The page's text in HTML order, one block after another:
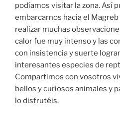
podíamos visitar la zona. Así
embarcarnos hacia el Magreb
realizar muchas
calor fue muy intenso y las
con insistencia y suerte
interesantes especies de
Compartimos con vosotros
bellos y curiosos animales y
lo disfrutéis.